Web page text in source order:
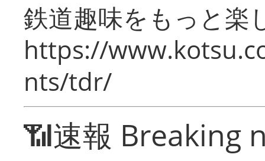
鉄道趣味をもっと楽
https://
nts/tdr/
📶速報 Breaking